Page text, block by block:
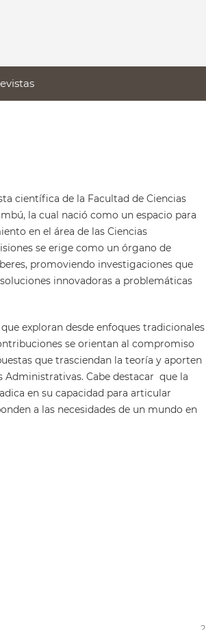
científica de la Facultad de Ciencias
la cual nació como un espacio para
en el área de las Ciencias
se erige como un órgano de
promoviendo investigaciones que
innovadoras a problemáticas
exploran desde enfoques tradicionales
se orientan al compromiso
que trasciendan la teoría y aporten
Cabe destacar que la
en su capacidad para articular
a las necesidades de un mundo en